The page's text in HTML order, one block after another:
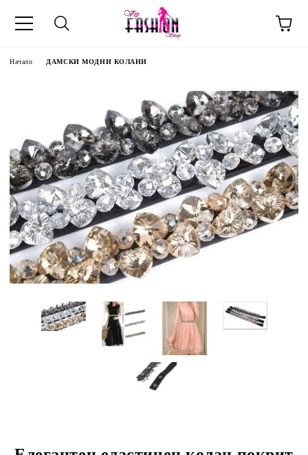
Начало ДАМСКИ МОДНИ КОЛАНИ